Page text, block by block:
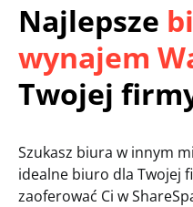
Najlepsze
wynajem
Twojej
Szukasz biura w innym
idealne biuro dla Twojej
zaoferować Ci w